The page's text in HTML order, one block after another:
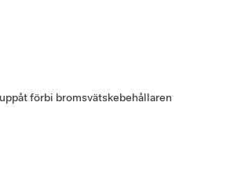
förbi bromsvätskebehållaren